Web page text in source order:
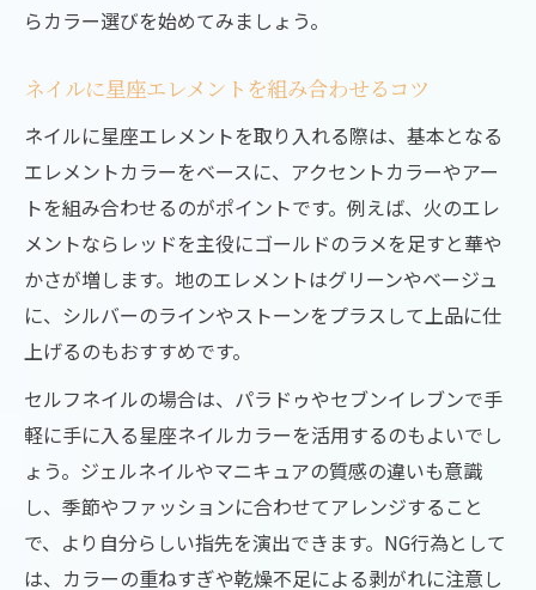
ネイルエレメントを活かすカラー診断法
エレメントから考えるネイル色合わせ
ネイルエレメントが導く最旬カラーの選び
方
星座ネイルで個性を引き出す配色ポイント
エレメント別ネイルアートの楽しみ方
火・風・地・水別ネイルアートの特徴
ネイルエレメントで作るアートのバリエー
エレメント別に楽しむネイルデザイン例
セルフでも簡単なエレメントネイル技法
ネイルエレメントを使ったアートのコツ
日常に映えるネイルエレメント活用術
日常コーデに合うネイルエレメントの選び
らカラー選びを始めてみましょう。
ネイルに星座エレメントを組み合わせるコツ
ネイルに星座エレメントを取り入れる際は、基本となる
エレメントカラーをベースに、アクセントカラーやアー
トを組み合わせるのがポイントです。例えば、火のエレ
メントならレッドを主役にゴールドのラメを足すと華や
かさが増します。地のエレメントはグリーンやベージュ
に、シルバーのラインやストーンをプラスして上品に仕
上げるのもおすすめです。
セルフネイルの場合は、パラドゥやセブンイレブンで手
軽に手に入る星座ネイルカラーを活用するのもよいでし
ょう。ジェルネイルやマニキュアの質感の違いも意識
し、季節やファッションに合わせてアレンジすること
で、より自分らしい指先を演出できます。NG行為として
は、カラーの重ねすぎや乾燥不足による剥がれに注意し